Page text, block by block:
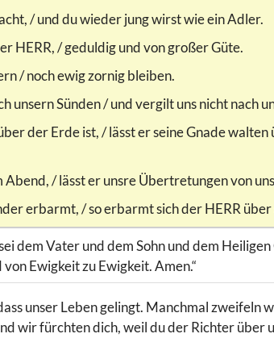
/ und du wieder jung wirst wie ein Adler.
HERR, / geduldig und von großer Güte.
/ noch ewig zornig bleiben.
unsern Sünden / und vergilt uns nicht nach
der Erde ist, / lässt er seine Gnade walten
/ lässt er unsre Übertretungen von
erbarmt, / so erbarmt sich der HERR
dem Vater und dem Sohn und dem
Ewigkeit zu Ewigkeit. Amen.“
unser Leben gelingt. Manchmal zweifeln
wir fürchten dich, weil du der Richter über